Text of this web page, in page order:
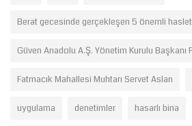
Berat gecesinde gerçekleşen 5 önemli haslet
Güven Anadolu A.Ş. Yönetim Kurulu Başkanı
Fatmacık Mahallesi Muhtarı Servet Aslan
uygulama denetimler hasarlı bina